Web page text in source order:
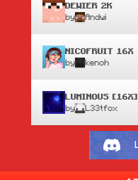
DEWIER 2K
by Andwi
NICOFRUIT 16X
by kenoh
LUMINOUS [16X]
by L33tfox